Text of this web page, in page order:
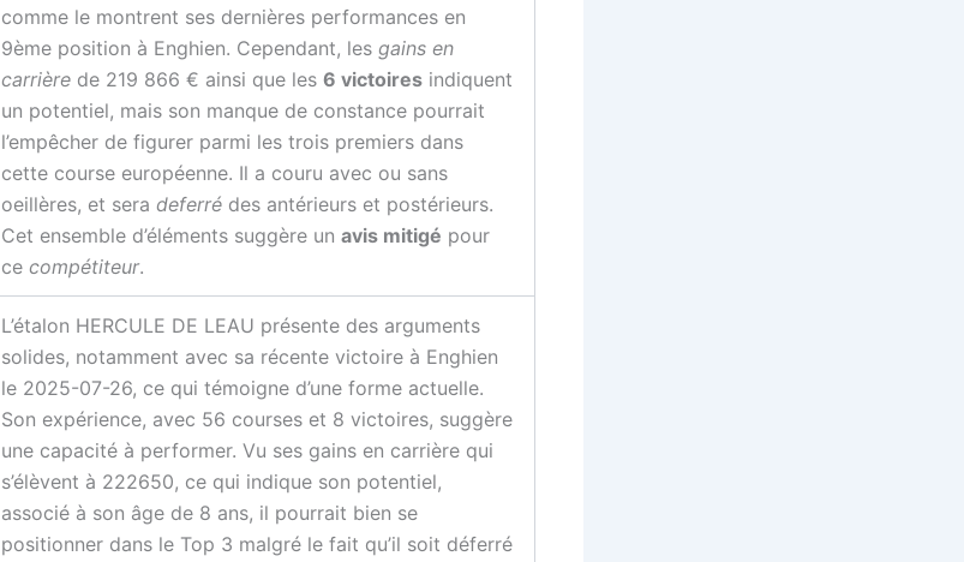
comme le montrent ses dernières performances en
9ème position à Enghien. Cependant, les gains en
carrière de 219 866 € ainsi que les 6 victoires indiquent
un potentiel, mais son manque de constance pourrait
l’empêcher de figurer parmi les trois premiers dans
cette course européenne. Il a couru avec ou sans
oeillères, et sera deferré des antérieurs et postérieurs.
Cet ensemble d’éléments suggère un avis mitigé pour
ce compétiteur.
L’étalon HERCULE DE LEAU présente des arguments
solides, notamment avec sa récente victoire à Enghien
le 2025-07-26, ce qui témoigne d’une forme actuelle.
Son expérience, avec 56 courses et 8 victoires, suggère
une capacité à performer. Vu ses gains en carrière qui
s’élèvent à 222650, ce qui indique son potentiel,
associé à son âge de 8 ans, il pourrait bien se
positionner dans le Top 3 malgré le fait qu’il soit déferré